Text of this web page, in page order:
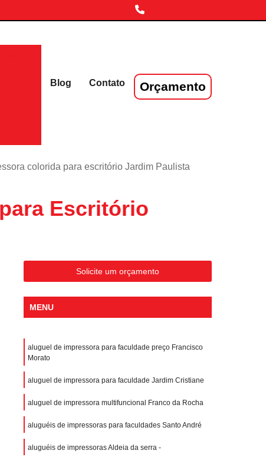
Blog Contato Orçamento
colorida para escritório Jardim Paulista
Escritório
Solicite um orçamento
MENU
aluguel de impressora para faculdade preço Francisco
Morato
aluguel de impressora para faculdade Jardim Cristiane
aluguel de impressora multifuncional Franco da Rocha
aluguéis de impressoras para faculdades Santo André
aluguéis de impressoras Aldeia da serra -